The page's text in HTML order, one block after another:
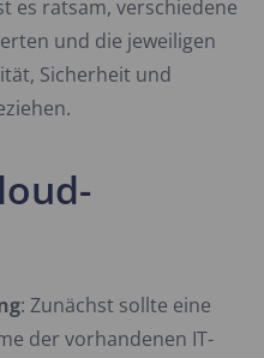
es ratsam, verschiedene
und die jeweiligen
Sicherheit und
: Zunächst sollte eine
der vorhandenen IT-